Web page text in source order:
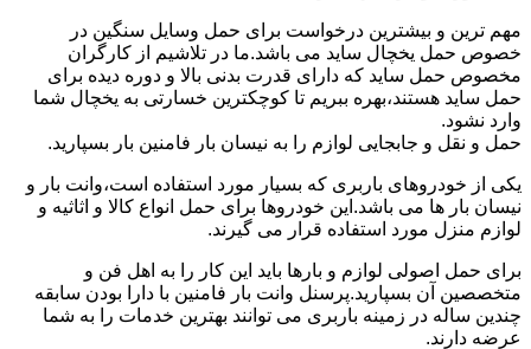
مهم ترین و بیشترین درخواست برای حمل وسایل سنگین در
خصوص حمل یخچال ساید می باشد.ما در تلاشیم از کارگران
مخصوص حمل ساید که دارای قدرت بدنی بالا و دوره دیده برای
حمل ساید هستند،بهره ببریم تا کوچکترین خسارتی به یخچال شما
وارد نشود.
حمل و نقل و جابجایی لوازم را به نیسان بار فامنین بار بسپارید.
یکی از خودروهای باربری که بسیار مورد استفاده است،وانت بار و
نیسان بار ها می باشد.این خودروها برای حمل انواع کالا و اثاثیه و
لوازم منزل مورد استفاده قرار می گیرند.
برای حمل اصولی لوازم و بارها باید این کار را به اهل فن و
متخصصین آن بسپارید.پرسنل وانت بار فامنین با دارا بودن سابقه
چندین ساله در زمینه باربری می توانند بهترین خدمات را به شما
عرضه دارند.